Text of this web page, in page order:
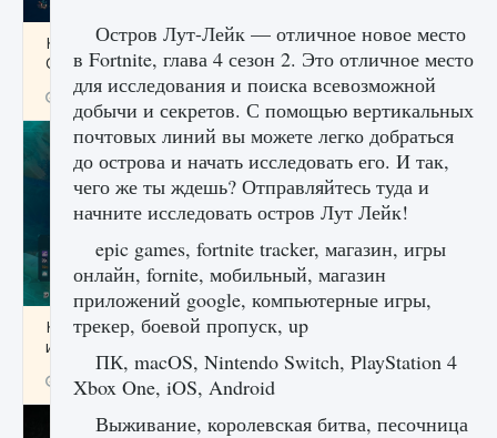
Как разблокировать заклинание Крист в
Creatures of Ava
9 августа 2024 1 393 0 0
Как приручить существ из степей Тамура в
игре Creatures of Ava
9 августа 2024 1 164
Остров Лут-Лейк — отличное новое место
в Fortnite, глава 4 сезон 2. Это отличное место
для исследования и поиска всевозможной
добычи и секретов. С помощью вертикальных
почтовых линий вы можете легко добраться
до острова и начать исследовать его. И так,
чего же ты ждешь? Отправляйтесь туда и
начните исследовать остров Лут Лейк!
epic games, fortnite tracker, магазин, игры
онлайн, fornite, мобильный, магазин
приложений google, компьютерные игры,
трекер, боевой пропуск, up
ПК, macOS, Nintendo Switch, PlayStation 4
Xbox One, iOS, Android
Выживание, королевская битва, песочница